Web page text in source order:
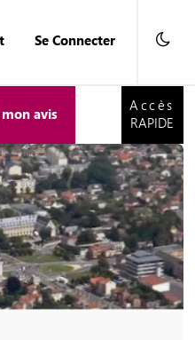
Se Connecter
Accès
avis
Accès
RAPIDE